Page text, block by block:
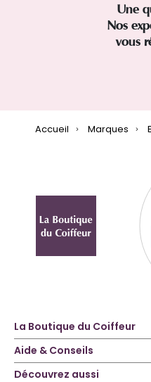
Une
Nos
vous
Accueil Marques
La Boutique du Coiffeur
Aide & Conseils
Découvrez aussi